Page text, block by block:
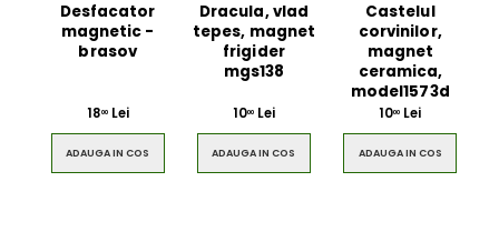
Desfacator
magnetic -
brasov
1800Lei
ADAUGA IN COS
Dracula, vlad
tepes, magnet
frigider
mgs138
1000Lei
ADAUGA IN COS
Castelul
corvinilor,
magnet
ceramica,
model1573d
1000 Lei
ADAUGA IN COS